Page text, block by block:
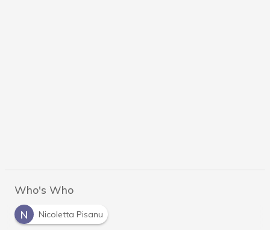
Who's Who
N
Nicoletta Pisanu